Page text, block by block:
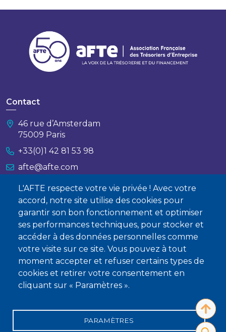
L'AFTE respecte votre vie privée ! Avec votre
accord, notre site utilise des cookies pour
garantir son bon fonctionnement et optimiser
ses performances techniques, pour stocker et
accéder à des données personnelles comme
votre visite sur ce site. Vous pouvez à tout
moment accepter et refuser certains types de
cookies et retirer votre consentement en
cliquant sur « Paramètres ».
PARAMÈTRES
Contact
46 rue d’Amsterdam
75009 Paris
+33(0)1 42 81 53 98
afte@afte.com
Nous contacter
À propos
Qui sommes-nous ?
Devenir membre